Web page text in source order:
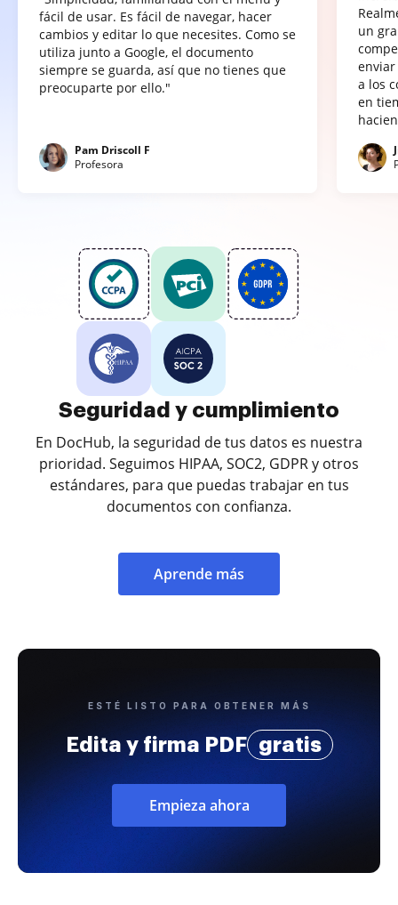
fácil de usar. Es fácil de navegar, hacer
cambios y editar lo que necesites. Como se
utiliza junto a Google, el documento
siempre se guarda, así que no tienes que
preocuparte por ello."
Pam Driscoll F
Profesora
un
a los
en
Seguridad y cumplimiento
En DocHub, la seguridad de tus datos es nuestra
prioridad. Seguimos HIPAA, SOC2, GDPR y otros
estándares, para que puedas trabajar en tus
documentos con confianza.
Aprende más
ESTÉ LISTO PARA OBTENER MÁS
Edita y firma PDF gratis
Empieza ahora